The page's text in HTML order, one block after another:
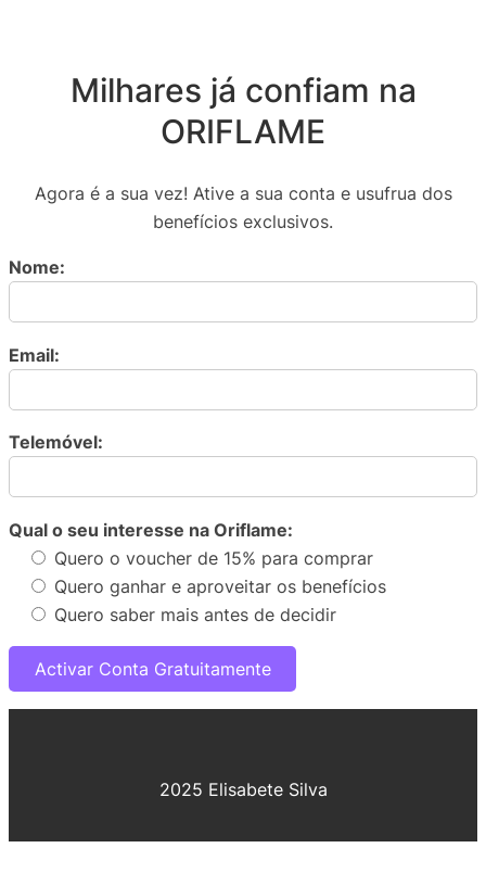
Milhares já confiam na
ORIFLAME
Agora é a sua vez! Ative a sua conta e usufrua dos
benefícios exclusivos.
Nome:
Email:
Telemóvel:
Qual o seu interesse na Oriflame:
Quero o voucher de 15% para comprar
Quero ganhar e aproveitar os benefícios
Quero saber mais antes de decidir
2025 Elisabete Silva